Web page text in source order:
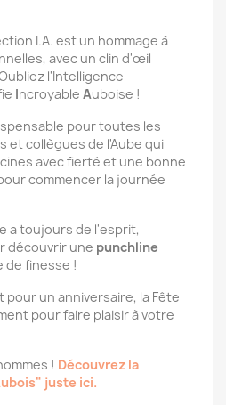
I.A. est un hommage à
avec un clin d'œil
l'Intelligence
Incroyable Auboise !
pour toutes les
et collègues de l'Aube qui
avec fierté et une bonne
commencer la journée
a toujours de l'esprit,
découvrir une punchline
de finesse !
un anniversaire, la Fête
pour faire plaisir à votre
! Découvrez la
juste ici.